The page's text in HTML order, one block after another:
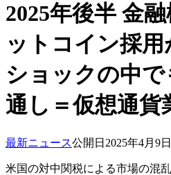
2025年後半 金
ットコイン採
ショックの中
通し＝仮想通貨
最新ニュース公開日 2025年4月9日
米国の対中関税による市場の混